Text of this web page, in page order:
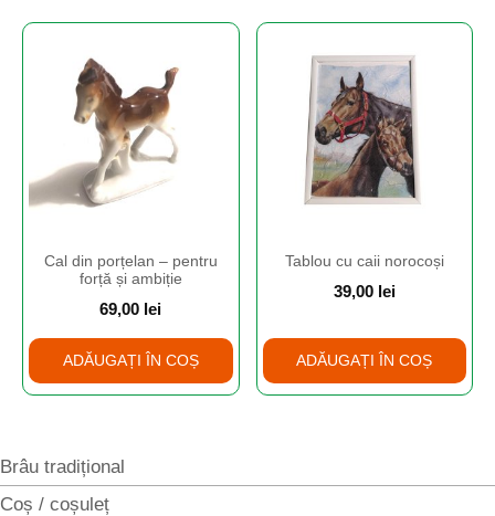
Cal din porțelan – pentru
forță și ambiție
69,00 lei
ADĂUGAȚI ÎN COȘ
Tablou cu caii norocoși
39,00 lei
ADĂUGAȚI ÎN COȘ
Brâu tradițional
Coș / coșuleț